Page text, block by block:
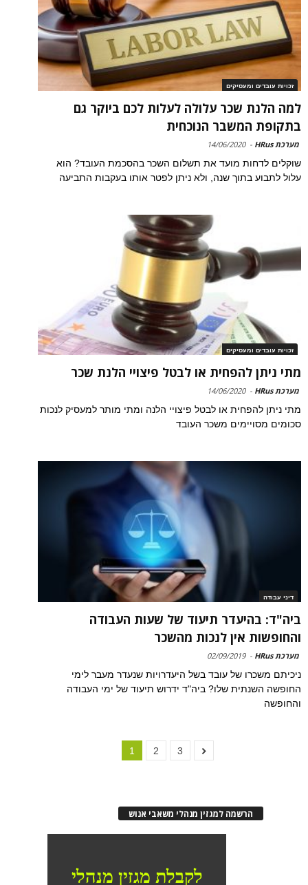
זכויות עובדים ומעסיקים
למה הלנת שכר עלולה לעלות לכם ביוקר גם
בתקופת המשבר הנוכחית
מערכת HRus -
14/06/2020
שוקלים לדחות מועד את תשלום השכר בהסכמת העובד? הוא
עלול לתבוע בתוך שנה, ולא ניתן לפטר אותו בעקבות התביעה
זכויות עובדים ומעסיקים
מתי ניתן להפחית או לבטל פיצויי הלנת שכר
מערכת HRus -
14/06/2020
מתי ניתן להפחית או לבטל פיצויי הלנה ומתי מותר למעסיק לנכות
סכומים מסויימים משכר העובד
דיני עבודה
ביה"ד: בהיעדר תיעוד של שעות העבודה
והחופשות אין לנכות מהשכר
מערכת HRus -
02/09/2019
ניכיתם משכרו של עובד בשל היעדרויות שנעדר מעבר לימי
החופשה השנתית שלו? ביה"ד ידרוש תיעוד של ימי העבודה
והחופשה
1 2 3
הרשמה למגזין מנהלי משאבי אנוש